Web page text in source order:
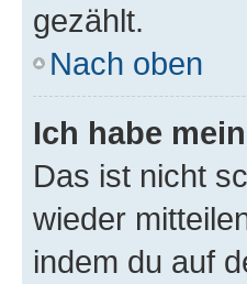
gezählt.
Nach oben
Ich habe
Das ist nicht
wieder
indem du auf